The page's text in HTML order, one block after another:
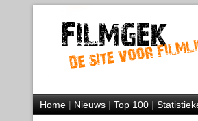
Home|Nieuws|Top 100|